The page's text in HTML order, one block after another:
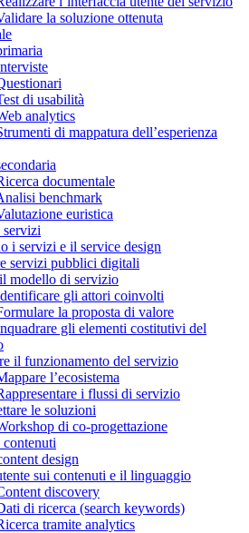
la soluzione ottenuta
di usabilità
analytics
di mappatura dell’esperienza
documentale
benchmark
euristica
servizi
i servizi e il service design
servizi pubblici digitali
modello di servizio
gli attori coinvolti
la proposta di valore
gli elementi costitutivi del
il funzionamento del servizio
l’ecosistema
i flussi di servizio
le soluzioni
di co-progettazione
contenuti
design
sui contenuti e il linguaggio
discovery
di ricerca (search keywords)
tramite analytics